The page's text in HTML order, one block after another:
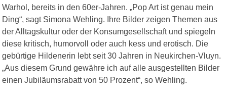
Warhol, bereits in den 60er-Jahren. „Pop Art ist genau mein
Ding“, sagt Simona Wehling. Ihre Bilder zeigen Themen aus
der Alltagskultur oder der Konsumgesellschaft und spiegeln
diese kritisch, humorvoll oder auch kess und erotisch. Die
gebürtige Hildenerin lebt seit 30 Jahren in Neukirchen-Vluyn.
„Aus diesem Grund gewähre ich auf alle ausgestellten Bilder
einen Jubiläumsrabatt von 50 Prozent“, so Wehling.